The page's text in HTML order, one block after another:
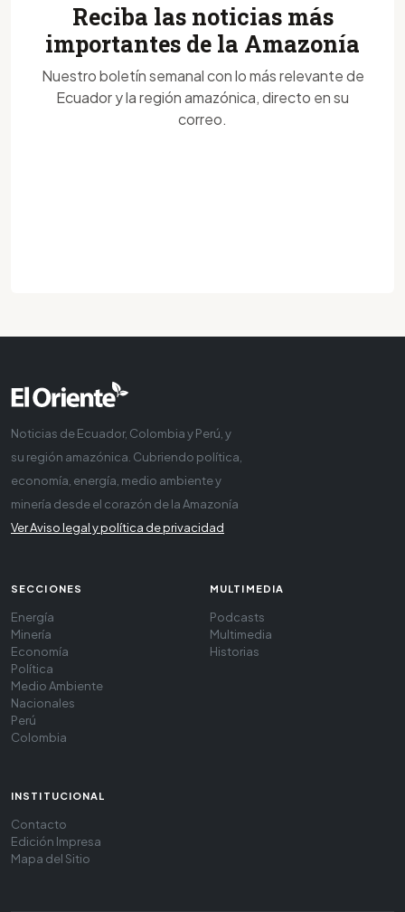
Reciba las noticias más
importantes de la Amazonía
Nuestro boletín semanal con lo más relevante de
Ecuador y la región amazónica, directo en su
correo.
Noticias de Ecuador, Colombia y Perú, y
su región amazónica. Cubriendo política,
economía, energía, medio ambiente y
minería desde el corazón de la Amazonía
Ver Aviso legal y política de privacidad
SECCIONES
Energía
Minería
Economía
Política
Medio Ambiente
Nacionales
Perú
Colombia
MULTIMEDIA
Podcasts
Multimedia
Historias
INSTITUCIONAL
Contacto
Edición Impresa
Mapa del Sitio